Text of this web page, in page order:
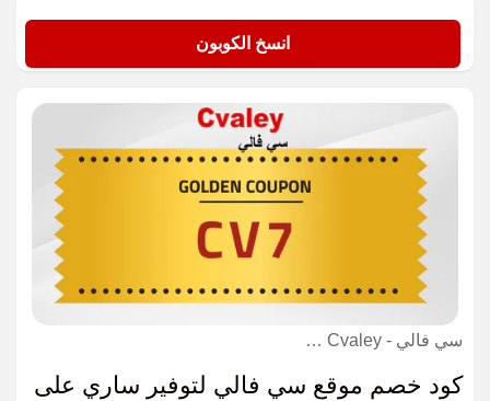
انسخ الكوبون
سي فالي - Cvaley كوبون
كود خصم موقع سي فالي لتوفير ‎ساري على